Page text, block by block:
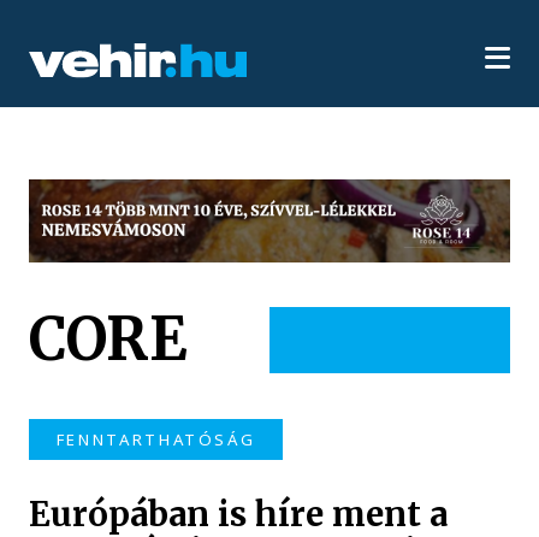
CORE
FENNTARTHATÓSÁG
Európában is híre ment a